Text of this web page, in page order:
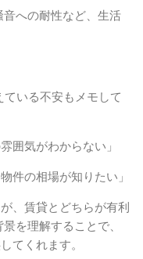
音への耐性など、生活
いる不安もメモして
囲気がわからない」
件の相場が知りたい」
、賃貸とどちらが有利
を理解することで、
てくれます。